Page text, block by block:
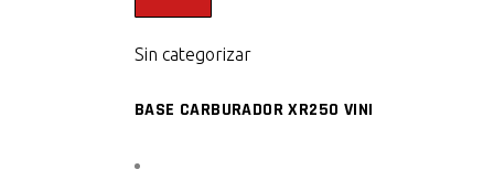
Sin categorizar
BASE CARBURADOR XR250 VINI